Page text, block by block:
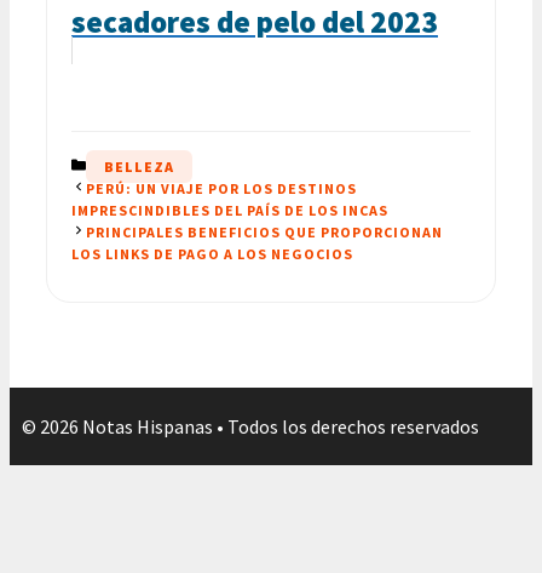
secadores de pelo del 2023
CATEGORÍAS
BELLEZA
PERÚ: UN VIAJE POR LOS DESTINOS
IMPRESCINDIBLES DEL PAÍS DE LOS INCAS
PRINCIPALES BENEFICIOS QUE PROPORCIONAN
LOS LINKS DE PAGO A LOS NEGOCIOS
© 2026 Notas Hispanas • Todos los derechos reservados